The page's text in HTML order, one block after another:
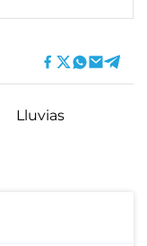
Lluvias